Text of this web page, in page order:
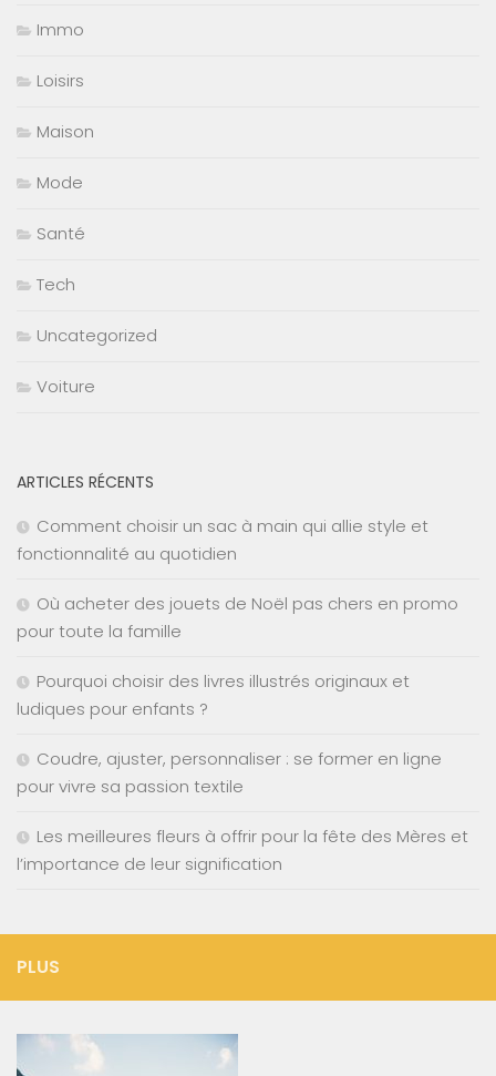
Immo
Loisirs
Maison
Mode
Santé
Tech
Uncategorized
Voiture
ARTICLES RÉCENTS
Comment choisir un sac à main qui allie style et
fonctionnalité au quotidien
Où acheter des jouets de Noël pas chers en promo
pour toute la famille
Pourquoi choisir des livres illustrés originaux et
ludiques pour enfants ?
Coudre, ajuster, personnaliser : se former en ligne
pour vivre sa passion textile
Les meilleures fleurs à offrir pour la fête des Mères et
l’importance de leur signification
PLUS